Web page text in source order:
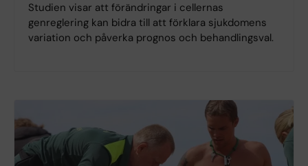
Studien visar att förändringar i cellernas
genreglering kan bidra till att förklara sjukdomens
variation och påverka prognos och behandlingsval.